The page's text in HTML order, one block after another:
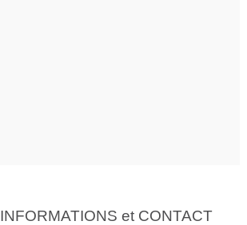
INFORMATIONS et CONTACT